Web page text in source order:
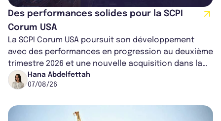
Des performances solides pour la SCPI
Corum USA
La SCPI Corum USA poursuit son développement
avec des performances en progression au deuxième
trimestre 2026 et une nouvelle acquisition dans la
région de Chicago. Entre hausse de...
Hana Abdelfettah
07/08/26